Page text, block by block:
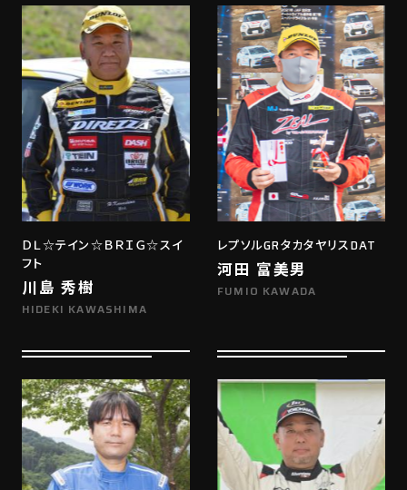
ＤＬ☆テイン☆ＢＲＩＧ☆スイ
フト
川島 秀樹
HIDEKI KAWASHIMA
レプソルGRタカタヤリスDAT
河田 富美男
FUMIO KAWADA